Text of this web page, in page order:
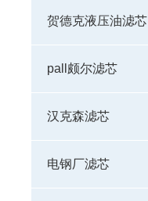
贺德克液压油滤芯
pall颇尔滤芯
汉克森滤芯
电钢厂滤芯